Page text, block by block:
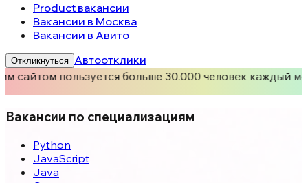
Product вакансии
Вакансии в Москва
Вакансии в Авито
Откликнуться Автоотклики
сайтом пользуется больше 30.000 человек каждый
Вакансии по специализациям
Python
JavaScript
Java